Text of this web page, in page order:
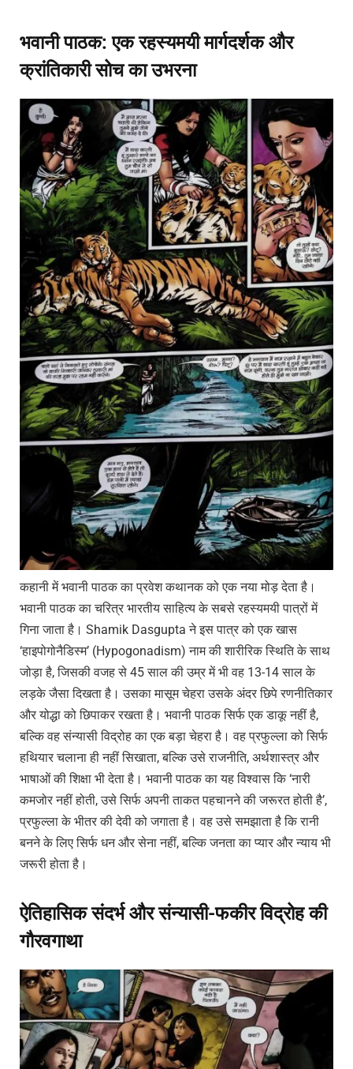
भवानी पाठक: एक रहस्यमयी मार्गदर्शक और
क्रांतिकारी सोच का उभरना
कहानी में भवानी पाठक का प्रवेश कथानक को एक नया मोड़ देता है।
भवानी पाठक का चरित्र भारतीय साहित्य के सबसे रहस्यमयी पात्रों में
गिना जाता है। Shamik Dasgupta ने इस पात्र को एक खास
‘हाइपोगोनैडिस्म’ (Hypogonadism) नाम की शारीरिक स्थिति के साथ
जोड़ा है, जिसकी वजह से 45 साल की उम्र में भी वह 13-14 साल के
लड़के जैसा दिखता है। उसका मासूम चेहरा उसके अंदर छिपे रणनीतिकार
और योद्धा को छिपाकर रखता है। भवानी पाठक सिर्फ एक डाकू नहीं है,
बल्कि वह संन्यासी विद्रोह का एक बड़ा चेहरा है। वह प्रफुल्ला को सिर्फ
हथियार चलाना ही नहीं सिखाता, बल्कि उसे राजनीति, अर्थशास्त्र और
भाषाओं की शिक्षा भी देता है। भवानी पाठक का यह विश्वास कि ‘नारी
कमजोर नहीं होती, उसे सिर्फ अपनी ताकत पहचानने की जरूरत होती है’,
प्रफुल्ला के भीतर की देवी को जगाता है। वह उसे समझाता है कि रानी
बनने के लिए सिर्फ धन और सेना नहीं, बल्कि जनता का प्यार और न्याय भी
जरूरी होता है।
ऐतिहासिक संदर्भ और संन्यासी-फकीर विद्रोह की
गौरवगाथा